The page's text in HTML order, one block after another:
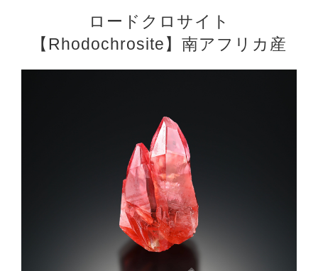
ロードクロサイト
【Rhodochrosite】南アフリカ産